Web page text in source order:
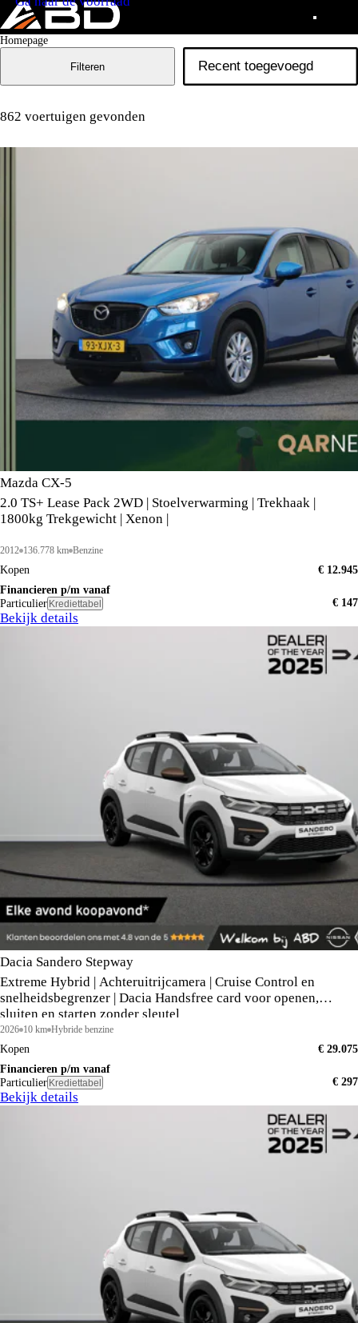
Homepage
862 voertuigen gevonden
Filteren
Mazda CX-5
2.0 TS+ Lease Pack 2WD | Stoelverwarming | Trekhaak |
1800kg Trekgewicht | Xenon |
2012 136.778 km Benzine
Kopen
€ 12.945
Financieren p/m vanaf
Particulier Krediettabel € 147
Bekijk details
Dacia Sandero Stepway
Extreme Hybrid | Achteruitrijcamera | Cruise Control en
snelheidsbegrenzer | Dacia Handsfree card voor openen,
sluiten en starten zonder sleutel
2026 10 km Hybride benzine
Kopen
€ 29.075
Financieren p/m vanaf
Particulier Krediettabel € 297
Bekijk details